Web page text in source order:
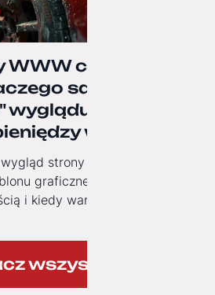
czy budowa
samo
wyglądu to często
w błoto.
strony firmowej? Zobacz,
graficznego nie rozwiązuje
i kiedy warto zainwestować w
wszystkie